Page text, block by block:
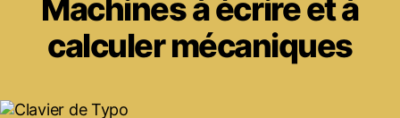
Machines à écrire et à
calculer mécaniques